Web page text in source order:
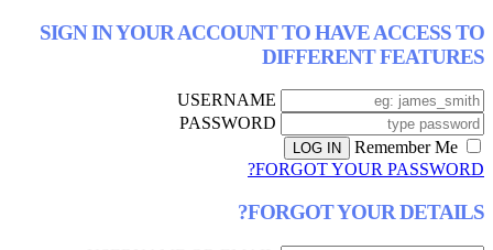
SIGN IN YOUR ACCOUNT TO HAVE
DIFFERENT
USERNAME
PASSWORD
FORGOT YOUR
FORGOT YOUR